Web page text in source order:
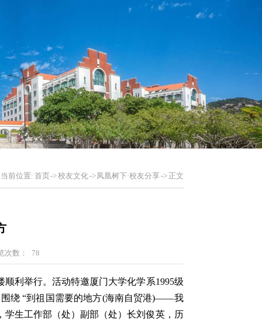
当前位置: 首页->校友文化->凤凰树下·校友分享-> 正文
次数： 78
利举行。活动特邀厦门大学化学系1995级
围绕 “到祖国需要的地方(海南自贸港)——我
生工作部（处）副部（处）长刘俊英，历